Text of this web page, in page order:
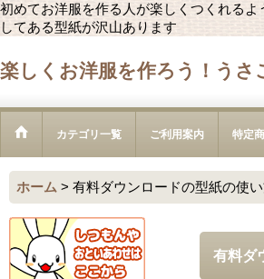
初めてお洋服を作る人が楽しくつくれる
してある型紙が沢山あります
楽しくお洋服を作ろう！うさ
カテゴリ一覧 ご利用案内 特定
ホーム > 有料ダウンロードの型紙の使
有料ダ